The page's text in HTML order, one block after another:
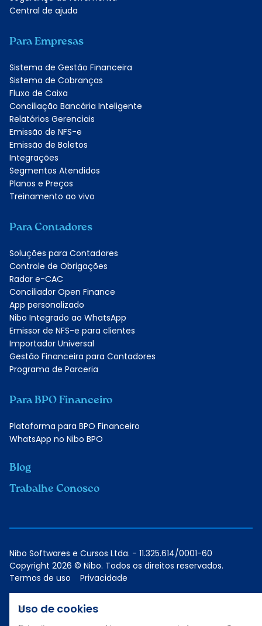
Central de ajuda
Para Empresas
Sistema de Gestão Financeira
Sistema de Cobranças
Fluxo de Caixa
Conciliação Bancária Inteligente
Relatórios Gerenciais
Emissão de NFS-e
Emissão de Boletos
Integrações
Segmentos Atendidos
Planos e Preços
Treinamento ao vivo
Para Contadores
Soluções para Contadores
Controle de Obrigações
Radar e-CAC
Conciliador Open Finance
App personalizado
Nibo Integrado ao WhatsApp
Emissor de NFS-e para clientes
Importador Universal
Gestão Financeira para Contadores
Programa de Parceria
Para BPO Financeiro
Plataforma para BPO Financeiro
WhatsApp no Nibo BPO
Blog
Trabalhe Conosco
Termos de uso Privacidade
Copyright 2026 © Nibo. Todos os direitos reservados.
Nibo Softwares e Cursos Ltda. - 11.325.614/0001-60
Uso de cookies